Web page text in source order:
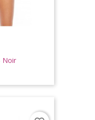
Noir